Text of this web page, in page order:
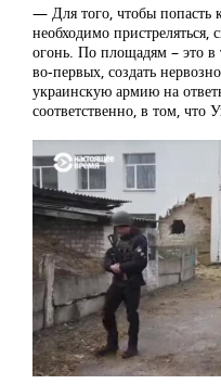
— Для того, чтобы попасть
необходимо пристреляться,
огонь. По площадям – это в
во-первых, создать
украинскую армию на
соответственно, в том, что